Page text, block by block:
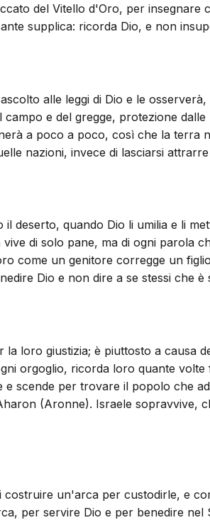
del Vitello d'Oro, per
supplica: ricorda Dio, e non
alle leggi di Dio e le
e del gregge, protezione
a poco a poco, così che la terra
nazioni, invece di lasciarsi
deserto, quando Dio li umilia e li
di solo pane, ma di ogni parola
come un genitore corregge un
Dio e non dire a se stessi che
loro giustizia; è piuttosto a causa
orgoglio, ricorda loro quante
scende per trovare il popolo che
(Aronne). Israele sopravvive,
un'arca per custodirle, e
per servire Dio e per benedire